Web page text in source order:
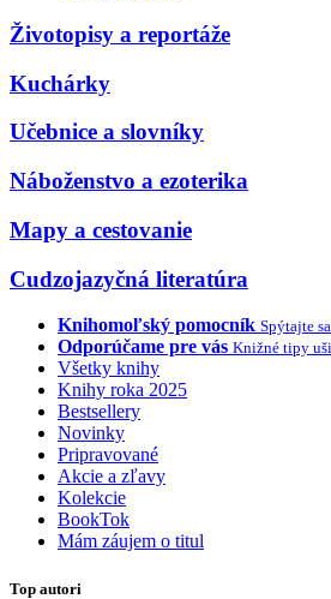
Životopisy a reportáže
Kuchárky
Učebnice a slovníky
Náboženstvo a ezoterika
Mapy a cestovanie
Cudzojazyčná literatúra
Knihomoľský pomocník Spýtajte
Odporúčame pre vás Knižné tipy
Všetky knihy
Knihy roka 2025
Bestsellery
Novinky
Pripravované
Akcie a zľavy
Kolekcie
BookTok
Mám záujem o titul
Top autori